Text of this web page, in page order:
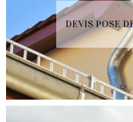
DEVIS POSE